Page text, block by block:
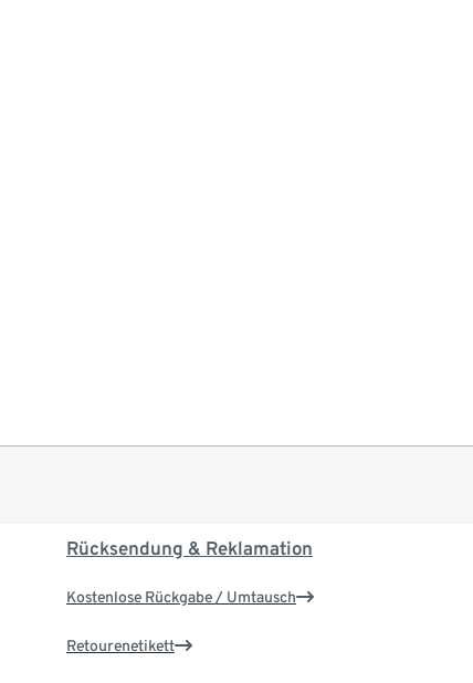
Rücksendung & Reklamation
Kostenlose Rückgabe / Umtausch
Retourenetikett